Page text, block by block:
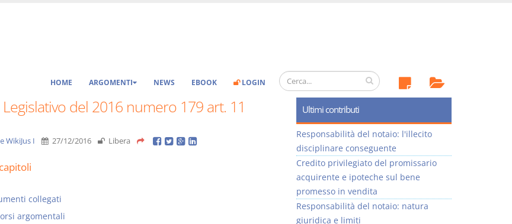
HOME ARGOMENTI NEWS EBOOK LOGIN
del 2016 numero 179 art. 11
WikiJus I 27/12/2016 Libera
collegati
argomentali
Ultimi contributi
Responsabilità del notaio: l'illecito
disciplinare conseguente
Credito privilegiato del promissario
acquirente e ipoteche sul bene
promesso in vendita
Responsabilità del notaio: natura
giuridica e limiti